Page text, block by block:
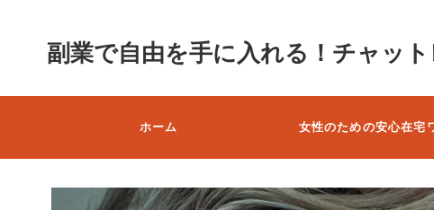
副業で自由を手に入れる！チャッ
ホーム 女性のための安心在宅